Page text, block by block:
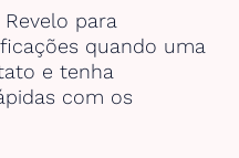
para
quando uma
e tenha
com os